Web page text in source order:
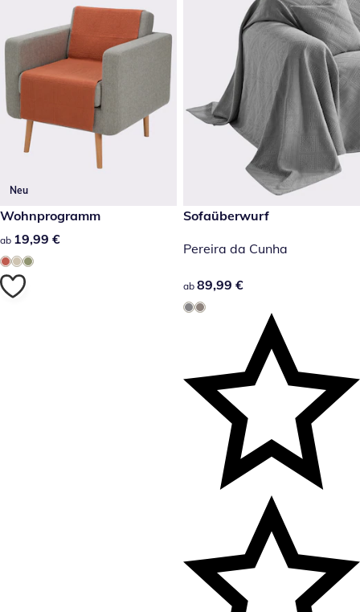
Neu
19,99 €
Wohnprogramm
19,99 €
ab 19,99 €
89,99 €
Sofaüberwurf
Pereira da Cunha
89,99 €
ab 89,99 €